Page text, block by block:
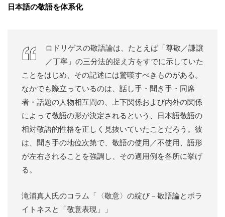
日本語の敬語を体系化
ロドリゲスの敬語論は、たとえば「尊敬／謙譲
／丁寧」の三分法的捉え方をすでに示していた
ことをはじめ、その記述には驚嘆すべきものがある。
なかでも際立っているのは、話し手・聞き手・同席
者・話題の人物相互間の、上下関係および内外の関係
によって敬語の形が決定されるという、日本語敬語の
相対敬語的性格を正しく見抜いていたことだろう。彼
は、聞き手の地位次第で、敬語の使用／不使用、語形
が左右されることを強調し、その適用例を各所に挙げ
る。
滝浦真人氏のコラム「〈敬意〉の綻び－敬語論とポラ
イトネスと「敬意表現」」